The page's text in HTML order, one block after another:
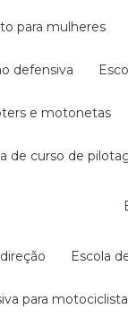
para mulheres
defensiva
e motonetas
de curso de
escola
para motociclista